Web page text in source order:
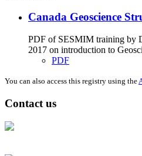
Canada Geoscience
PDF of SESMIM training by
2017 on introduction to
PDF
You can also access this registry using the
Contact us